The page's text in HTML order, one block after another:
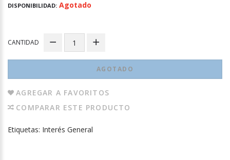
DISPONIBILIDAD: Agotado
CANTIDAD
AGOTADO
AGREGAR A FAVORITOS
COMPARAR ESTE PRODUCTO
Etiquetas: Interés General